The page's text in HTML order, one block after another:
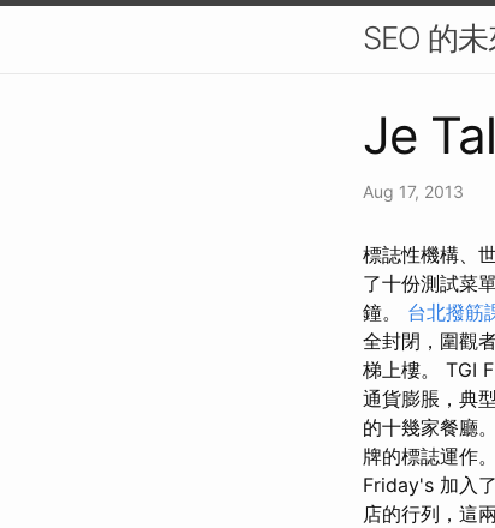
SEO 的
Je
Aug 17, 2013
標誌性機構、
了十份測試菜
鐘。 台北撥筋
全封閉，圍觀
梯上樓。 TGI
通貨膨脹，典
的十幾家餐廳。
牌的標誌運作
Friday's 加入了
店的行列，這